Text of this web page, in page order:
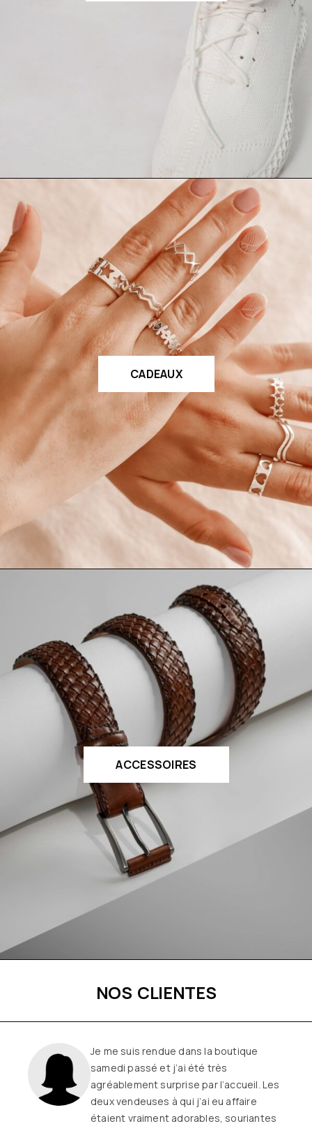
CADEAUX
ACCESSOIRES
NOS CLIENTES
Une boutique familiale, à l’écoute et
remplie de joie de vivre
Les
vêtements sont de qualité, tendances
et originaux pour différentes